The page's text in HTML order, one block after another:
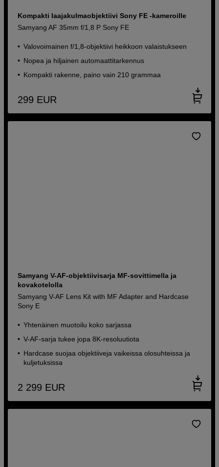
Kompakti laajakulmaobjektiivi Sony FE -kameroille
Samyang AF 35mm f/1,8 P Sony FE
Valovoimainen f/1,8-objektiivi heikkoon valaistukseen
Nopea ja hiljainen automaattitarkennus
Kompakti rakenne, paino vain 210 grammaa
299 EUR
Samyang V-AF-objektiivisarja MF-sovittimella ja
kovakotelolla
Samyang V-AF Lens Kit with MF Adapter and Hardcase
Sony E
Yhtenäinen muotoilu koko sarjassa
V-AF-sarja tukee jopa 8K-resoluutiota
Hardcase suojaa objektiiveja vaikeissa olosuhteissa ja
kuljetuksissa
2 299 EUR